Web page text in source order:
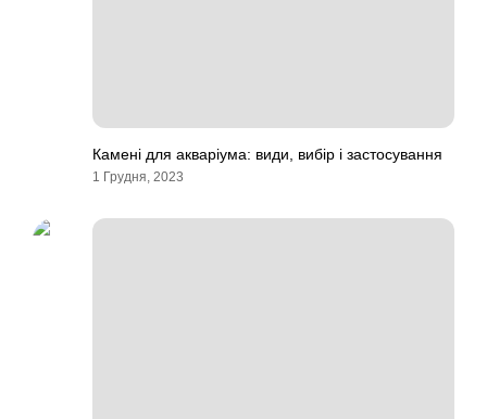
Камені для акваріума: види, вибір і застосування
1 Грудня, 2023